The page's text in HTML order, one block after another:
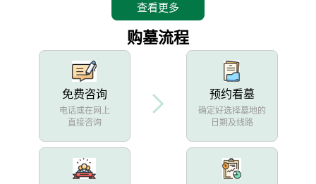
查看更多
购墓流程
免费咨询
电话或在网上
直接咨询
预约看墓
确定好选择墓地的
日期及线路